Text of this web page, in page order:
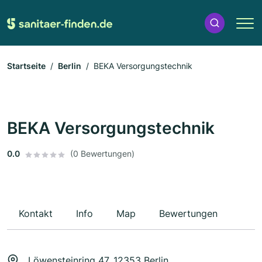
Startseite Berlin BEKA Versorgungstechnik
BEKA Versorgungstechnik
0.0 (0 Bewertungen)
Kontakt Info Map Bewertungen